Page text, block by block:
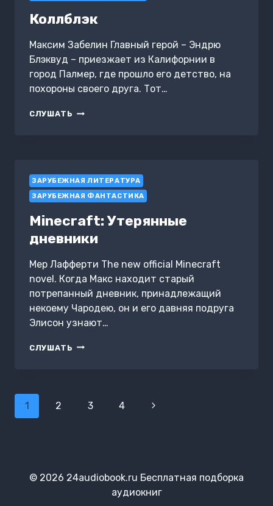
Коллблэк
Максим Забелин Главный герой – Эндрю
Блэквуд – приезжает из Калифорнии в
город Палмер, где прошло его детство, на
похороны своего друга. Тот…
СЛУШАТЬ КОЛЛБЛЭК
ЗАРУБЕЖНАЯ ЛИТЕРАТУРА
ЗАРУБЕЖНАЯ ФАНТАСТИКА
Minecraft: Утерянные
дневники
Мер Лафферти The new official Minecraft
novel. Когда Макс находит старый
потрепанный дневник, принадлежащий
некоему Чародею, он и его давняя подруга
Элисон узнают…
СЛУШАТЬ MINECRAFT:
Навигация
по
1 2 3 4
Следующая
© 2026 24audiobook.ru Бесплатная подборка
аудиокниг